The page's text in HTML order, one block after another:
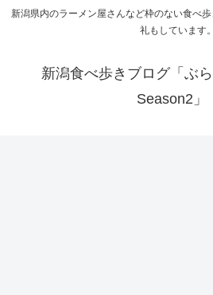
新潟県内のラーメン屋さんなど枠のない食べ
礼もしています。
新潟食べ歩きブログ「ぶ
Season2」